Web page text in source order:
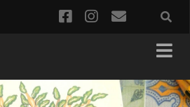
facebookinstagram
email